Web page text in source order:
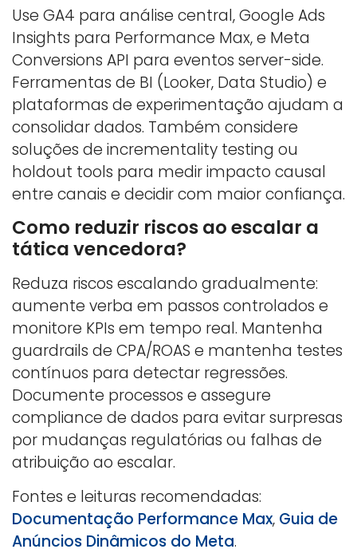
Use GA4 para análise central, Google Ads
Insights para Performance Max, e Meta
Conversions API para eventos server-side.
Ferramentas de BI (Looker, Data Studio) e
plataformas de experimentação ajudam a
consolidar dados. Também considere
soluções de incrementality testing ou
holdout tools para medir impacto causal
entre canais e decidir com maior confiança.
Como reduzir riscos ao escalar a
tática vencedora?
Reduza riscos escalando gradualmente:
aumente verba em passos controlados e
monitore KPIs em tempo real. Mantenha
guardrails de CPA/ROAS e mantenha testes
contínuos para detectar regressões.
Documente processos e assegure
compliance de dados para evitar surpresas
por mudanças regulatórias ou falhas de
atribuição ao escalar.
Fontes e leituras recomendadas:
Documentação Performance Max, Guia de
Anúncios Dinâmicos do Meta.